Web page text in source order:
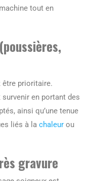
tout en
être prioritaire.
en portant des
ainsi qu’une tenue
liés à la chaleur ou
gravure